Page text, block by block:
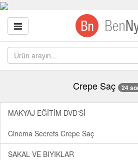
Crepe Saç 24
MAKYAJ EĞİTİM DVD'Sİ
Cinema Secrets Crepe Saç
SAKAL VE BIYIKLAR